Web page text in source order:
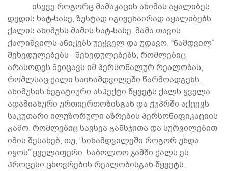
ისევე როგორც მამაკაცის ანიმას აყალიბეს
დედის ხატ-სახე, ზუსტად იგივენაირად აყალიბებს
ქალის ანიმუსს მამის ხატ-სახე. მამა თავის
ქალიშვილს ანიჭებს უეჭველ და უდავო, “ნამდვილ”
შეხედულებებს - შეხედულებებს, რომლებიც
არასოდეს შეიცავს იმ პერსონალურ რეალობას,
რომლსაც ქალი საინამდვილეში წარმოადგენს.
ანიმუსის ნეგატიური ასპექტი წყვეტს ქალს ყველა
ადამიანური ურთიერთობისგან და ჭუპრში აქცევს
საკუთარი ილუზორული აზრების პერსონიფიკაციის
გამო, რომლებიც სავსეა განსჯითა და სურვილებით
იმის შესახებ, თუ, “სინამდვილეში როგორ უნდა
იყოს” ყველაფერი. საბოლოო ჯამში ქალს ეს
პროცესი ცხოვრების რეალობისგან წყვეტს.